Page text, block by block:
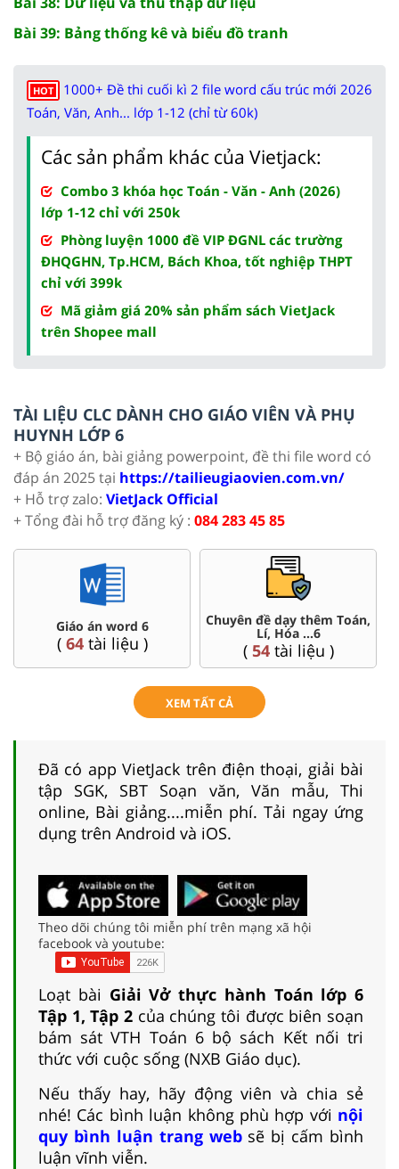
Bài 39: Bảng thống kê và biểu đồ tranh
HOT
1000+ Đề thi cuối kì 2 file word cấu trúc mới 2026
Toán, Văn, Anh... lớp 1-12 (chỉ từ 60k)
Các sản phẩm khác của Vietjack:
Combo 3 khóa học Toán - Văn - Anh (2026)
lớp 1-12 chỉ với 250k
Phòng luyện 1000 đề VIP ĐGNL các trường
ĐHQGHN, Tp.HCM, Bách Khoa, tốt nghiệp THPT
chỉ với 399k
Mã giảm giá 20% sản phẩm sách VietJack
trên Shopee mall
TÀI LIỆU CLC DÀNH CHO GIÁO VIÊN VÀ PHỤ
HUYNH LỚP 6
+ Bộ giáo án, bài giảng powerpoint, đề thi file word có
đáp án 2025 tại https://tailieugiaovien.com.vn/
+ Hỗ trợ zalo: VietJack Official
+ Tổng đài hỗ trợ đăng ký : 084 283 45 85
Giáo án word 6
( 64tài liệu )
Chuyên đề dạy thêm Toán,
Lí, Hóa ...6
( 54tài liệu )
XEM TẤT CẢ
Đã có app VietJack trên điện thoại, giải bài
tập SGK, SBT Soạn văn, Văn mẫu, Thi
online, Bài giảng....miễn phí. Tải ngay ứng
dụng trên Android và iOS.
Theo dõi chúng tôi miễn phí trên mạng xã hội
facebook và youtube:
Loạt bài Giải Vở thực hành Toán lớp 6
Tập 1, Tập 2 của chúng tôi được biên soạn
bám sát VTH Toán 6 bộ sách Kết nối tri
thức với cuộc sống (NXB Giáo dục).
Nếu thấy hay, hãy động viên và chia sẻ
nhé! Các bình luận không phù hợp với nội
quy bình luận trang websẽ bị cấm bình
luận vĩnh viễn.